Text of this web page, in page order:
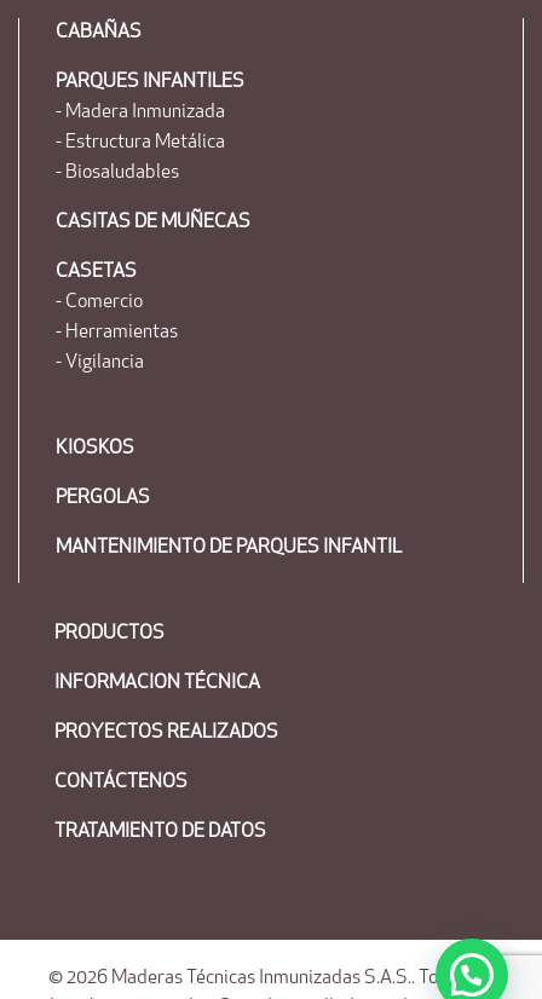
CABAÑAS
PARQUES INFANTILES
- Madera Inmunizada
- Estructura Metálica
- Biosaludables
CASITAS DE MUÑECAS
CASETAS
- Comercio
- Herramientas
- Vigilancia
KIOSKOS
PERGOLAS
MANTENIMIENTO DE PARQUES INFANTIL
PRODUCTOS
INFORMACION TÉCNICA
PROYECTOS REALIZADOS
CONTÁCTENOS
TRATAMIENTO DE DATOS
© 2026 Maderas Técnicas Inmunizadas S.A.S.. Todos los